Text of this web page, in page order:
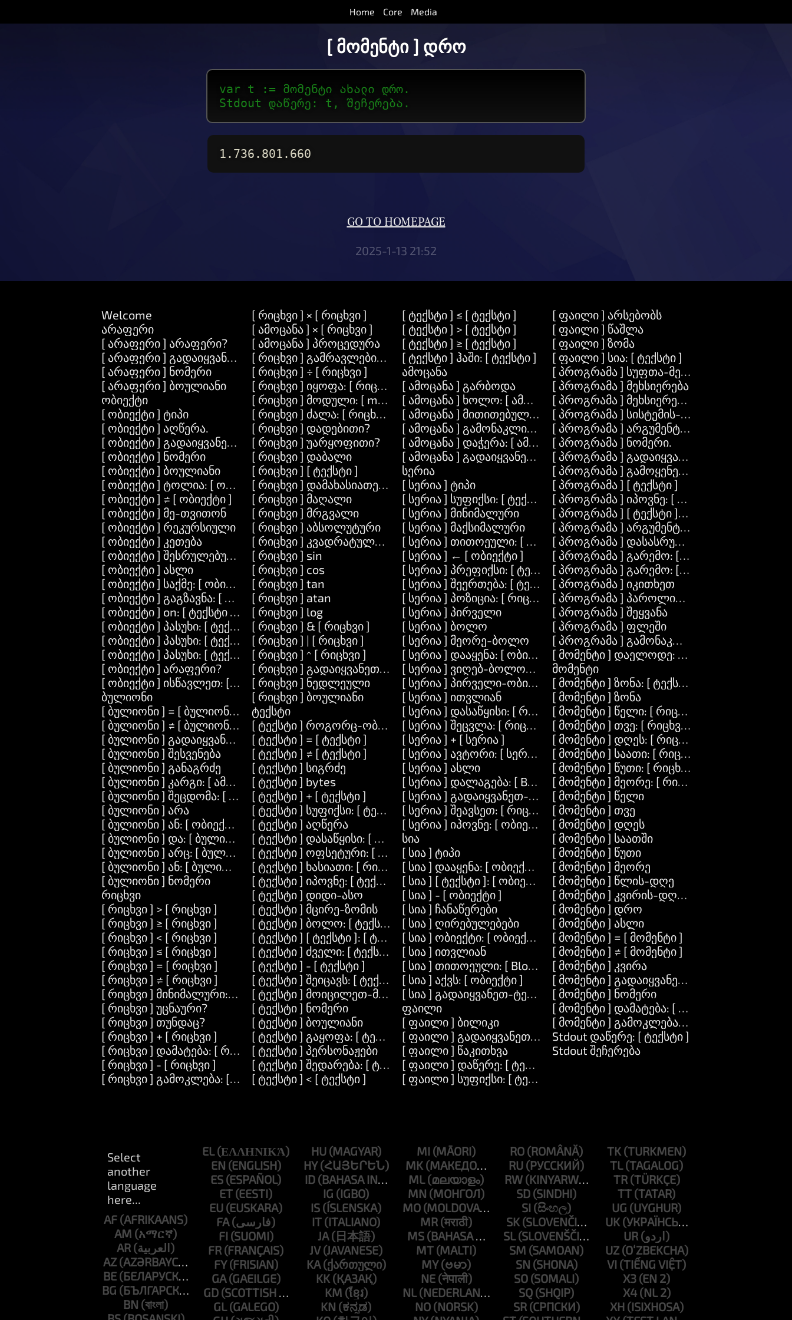
Home Core Media
[ მომენტი ] დრო
var t := მომენტი ახალი დრო.
Stdout დაწერე: t, შეჩერება.
1.736.801.660
GO TO HOMEPAGE
2025-1-13 21:52
Welcome
არაფერი
[ არაფერი ] არაფერი?
[ არაფერი ] გადაიყვანეთ-ტექსტში
[ არაფერი ] ნომერი
[ არაფერი ] ბოულიანი
ობიექტი
[ ობიექტი ] ტიპი
[ ობიექტი ] აღწერა.
[ ობიექტი ] გადაიყვანეთ-ტექსტში
[ ობიექტი ] ნომერი
[ ობიექტი ] ბოულიანი
[ ობიექტი ] ტოლია: [ ობიექტი ]
[ ობიექტი ] ≠ [ ობიექტი ]
[ ობიექტი ] მე-თვითონ
[ ობიექტი ] რეკურსიული
[ ობიექტი ] კეთება
[ ობიექტი ] შესრულებულია
[ ობიექტი ] ასლი
[ ობიექტი ] საქმე: [ ობიექტი ] გააკეთე: [ ამოცანა ]
[ ობიექტი ] გაგზავნა: [ ტექსტი ] არგუმენტები: [ სერია ]
[ ობიექტი ] on: [ ტექსტი ] გააკეთე: [ ამოცანა ]
[ ობიექტი ] პასუხი: [ ტექსტი ]
[ ობიექტი ] პასუხი: [ ტექსტი ] და: [ ტექსტი ]
[ ობიექტი ] პასუხი: [ ტექსტი ] და: [ ტექსტი ] და: [ ტექსტი ]
[ ობიექტი ] არაფერი?
[ ობიექტი ] ისწავლეთ: [ ტექსტი ] ნიშნავს: [ ტექსტი ]
ბულიონი
[ ბულიონი ] = [ ბულიონი ]
[ ბულიონი ] ≠ [ ბულიონი ]
[ ბულიონი ] გადაიყვანეთ-ტექსტში
[ ბულიონი ] შესვენება
[ ბულიონი ] განაგრძე
[ ბულიონი ] კარგი: [ ამოცანა ]
[ ბულიონი ] შეცდომა: [ ამოცანა ]
[ ბულიონი ] არა
[ ბულიონი ] ან: [ ობიექტი ] ან: [ ობიექტი ]
[ ბულიონი ] და: [ ბულიონი ]
[ ბულიონი ] არც: [ ბულიონი ]
[ ბულიონი ] ან: [ ბულიონი ]
[ ბულიონი ] ნომერი
რიცხვი
[ რიცხვი ] > [ რიცხვი ]
[ რიცხვი ] ≥ [ რიცხვი ]
[ რიცხვი ] < [ რიცხვი ]
[ რიცხვი ] ≤ [ რიცხვი ]
[ რიცხვი ] = [ რიცხვი ]
[ რიცხვი ] ≠ [ რიცხვი ]
[ რიცხვი ] მინიმალური: [ რიცხვი ] მაქსიმალური: [ რიცხვი ]
[ რიცხვი ] უცნაური?
[ რიცხვი ] თუნდაც?
[ რიცხვი ] + [ რიცხვი ]
[ რიცხვი ] დამატება: [ რიცხვი ]
[ რიცხვი ] - [ რიცხვი ]
[ რიცხვი ] გამოკლება: [ რიცხვი ]
[ რიცხვი ] × [ რიცხვი ]
[ ამოცანა ] × [ რიცხვი ]
[ ამოცანა ] პროცედურა
[ რიცხვი ] გამრავლებით: [ რიცხვი ]
[ რიცხვი ] ÷ [ რიცხვი ]
[ რიცხვი ] იყოფა: [ რიცხვი ]
[ რიცხვი ] მოდული: [ modulo ]
[ რიცხვი ] ძალა: [ რიცხვი ]
[ რიცხვი ] დადებითი?
[ რიცხვი ] უარყოფითი?
[ რიცხვი ] დაბალი
[ რიცხვი ] [ ტექსტი ]
[ რიცხვი ] დამახასიათებელი.
[ რიცხვი ] მაღალი
[ რიცხვი ] მრგვალი
[ რიცხვი ] აბსოლუტური
[ რიცხვი ] კვადრატული-ფესვი
[ რიცხვი ] sin
[ რიცხვი ] cos
[ რიცხვი ] tan
[ რიცხვი ] atan
[ რიცხვი ] log
[ რიცხვი ] & [ რიცხვი ]
[ რიცხვი ] | [ რიცხვი ]
[ რიცხვი ] ^ [ რიცხვი ]
[ რიცხვი ] გადაიყვანეთ-ტექსტში
[ რიცხვი ] ნედლეული
[ რიცხვი ] ბოულიანი
ტექსტი
[ ტექსტი ] როგორც-ობიექტი
[ ტექსტი ] = [ ტექსტი ]
[ ტექსტი ] ≠ [ ტექსტი ]
[ ტექსტი ] სიგრძე
[ ტექსტი ] bytes
[ ტექსტი ] + [ ტექსტი ]
[ ტექსტი ] სუფიქსი: [ ტექსტი ]
[ ტექსტი ] აღწერა
[ ტექსტი ] დასაწყისი: [ რიცხვი ] სიგრძე: [ რიცხვი ]
[ ტექსტი ] ოფსეტური: [ რიცხვი ]
[ ტექსტი ] ხასიათი: [ რიცხვი ]
[ ტექსტი ] იპოვნე: [ ტექსტი ]
[ ტექსტი ] დიდი-ასო
[ ტექსტი ] მცირე-ზომის
[ ტექსტი ] ბოლო: [ ტექსტი ]
[ ტექსტი ] [ ტექსტი ]: [ ტექსტი ]
[ ტექსტი ] ძველი: [ ტექსტი ] ახალი: [ ტექსტი ]
[ ტექსტი ] - [ ტექსტი ]
[ ტექსტი ] შეიცავს: [ ტექსტი ]
[ ტექსტი ] მოიცილეთ-მიმდებარე-სივრცეები
[ ტექსტი ] ნომერი
[ ტექსტი ] ბოულიანი
[ ტექსტი ] გაყოფა: [ ტექსტი ]
[ ტექსტი ] პერსონაჟები
[ ტექსტი ] შედარება: [ ტექსტი ]
[ ტექსტი ] < [ ტექსტი ]
[ ტექსტი ] ≤ [ ტექსტი ]
[ ტექსტი ] > [ ტექსტი ]
[ ტექსტი ] ≥ [ ტექსტი ]
[ ტექსტი ] ჰაში: [ ტექსტი ]
ამოცანა
[ ამოცანა ] გარბოდა
[ ამოცანა ] ხოლო: [ ამოცანა ]
[ ამოცანა ] მითითებული: [ ტექსტი ] მნიშვნელობა: [ ობიექტი ]
[ ამოცანა ] გამონაკლისი: [ ობიექტი ]
[ ამოცანა ] დაჭერა: [ ამოცანა ]
[ ამოცანა ] გადაიყვანეთ-ტექსტში
სერია
[ სერია ] ტიპი
[ სერია ] სუფიქსი: [ ტექსტი ]
[ სერია ] მინიმალური
[ სერია ] მაქსიმალური
[ სერია ] თითოეული: [ Block ]
[ სერია ] ← [ ობიექტი ]
[ სერია ] პრეფიქსი: [ ტექსტი ]
[ სერია ] შეერთება: [ ტექსტი ]
[ სერია ] პოზიცია: [ რიცხვი ]
[ სერია ] პირველი
[ სერია ] ბოლო
[ სერია ] მეორე-ბოლო
[ სერია ] დააყენა: [ ობიექტი ] ადგილი: [ რიცხვი ]
[ სერია ] ვიღებ-ბოლო-ობიექტი
[ სერია ] პირველი-ობიექტის-მიღება
[ სერია ] ითვლიან
[ სერია ] დასაწყისი: [ რიცხვი ] სიგრძე: [ რიცხვი ]
[ სერია ] შეცვლა: [ რიცხვი ] სიგრძე: [ რიცხვი ] ერთად: [ სერია ]
[ სერია ] + [ სერია ]
[ სერია ] ავტორი: [ სერია ]
[ სერია ] ასლი
[ სერია ] დალაგება: [ Block ]
[ სერია ] გადაიყვანეთ-ტექსტში
[ სერია ] შეავსეთ: [ რიცხვი ] მასალა: [ ობიექტი ]
[ სერია ] იპოვნე: [ ობიექტი ]
სია
[ სია ] ტიპი
[ სია ] დააყენა: [ ობიექტი ] ადგილი: [ ობიექტი ]
[ სია ] [ ტექსტი ]: [ ობიექტი ]
[ სია ] - [ ობიექტი ]
[ სია ] ჩანაწერები
[ სია ] ღირებულებები
[ სია ] ობიექტი: [ ობიექტი ]
[ სია ] ითვლიან
[ სია ] თითოეული: [ Block ]
[ სია ] აქვს: [ ობიექტი ]
[ სია ] გადაიყვანეთ-ტექსტში
ფაილი
[ ფაილი ] ბილიკი
[ ფაილი ] გადაიყვანეთ-ტექსტში
[ ფაილი ] წაკითხვა
[ ფაილი ] დაწერე: [ ტექსტი ]
[ ფაილი ] სუფიქსი: [ ტექსტი ]
[ ფაილი ] არსებობს
[ ფაილი ] წაშლა
[ ფაილი ] ზომა
[ ფაილი ] სია: [ ტექსტი ]
[ პროგრამა ] სუფთა-მეხსიერება
[ პროგრამა ] მეხსიერება
[ პროგრამა ] მეხსიერება: [Number]
[ პროგრამა ] სისტემის-ბრძანება: [ ტექსტი ]
[ პროგრამა ] არგუმენტი: [ რიცხვი ]
[ პროგრამა ] ნომერი.
[ პროგრამა ] გადაიყვანეთ-ტექსტში
[ პროგრამა ] გამოყენება: [ ტექსტი ]
[ პროგრამა ] [ ტექსტი ]
[ პროგრამა ] იპოვნე: [ ტექსტი ]
[ პროგრამა ] [ ტექსტი ]: [ ტექსტი ]
[ პროგრამა ] არგუმენტები
[ პროგრამა ] დასასრული
[ პროგრამა ] გარემო: [ ტექსტი ]
[ პროგრამა ] გარემო: [ ტექსტი ]
[ პროგრამა ] იკითხეთ
[ პროგრამა ] პაროლის-კითხვა
[ პროგრამა ] შეყვანა
[ პროგრამა ] ფლეში
[ პროგრამა ] გამონაკლისი: [ ტექსტი ]
[ მომენტი ] დაელოდე: [ რიცხვი ]
მომენტი
[ მომენტი ] ზონა: [ ტექსტი ]
[ მომენტი ] ზონა
[ მომენტი ] წელი: [ რიცხვი ]
[ მომენტი ] თვე: [ რიცხვი ]
[ მომენტი ] დღეს: [ რიცხვი ]
[ მომენტი ] საათი: [ რიცხვი ]
[ მომენტი ] წუთი: [ რიცხვი ]
[ მომენტი ] მეორე: [ რიცხვი ]
[ მომენტი ] წელი
[ მომენტი ] თვე
[ მომენტი ] დღეს
[ მომენტი ] საათში
[ მომენტი ] წუთი
[ მომენტი ] მეორე
[ მომენტი ] წლის-დღე
[ მომენტი ] კვირის-დღეები
[ მომენტი ] დრო
[ მომენტი ] ასლი
[ მომენტი ] = [ მომენტი ]
[ მომენტი ] ≠ [ მომენტი ]
[ მომენტი ] კვირა
[ მომენტი ] გადაიყვანეთ-ტექსტში
[ მომენტი ] ნომერი
[ მომენტი ] დამატება: [ რიცხვი ]
[ მომენტი ] გამოკლება: [ რიცხვი ]
Stdout დაწერე: [ ტექსტი ]
Stdout შეჩერება
AF
AM
AR
AZ
BE
BG
BN
EL
EN
ES
ET
EU
FA
FI
FR
FY
GA
GD
GL
HU
HY
ID
IG
IS
IT
JA
JV
KA
KK
KM
KN
MI
MK
ML
MN
MO
MR
MS
MT
MY
NE
NL
NO
RO
RU
RW
SD
SI
SK
SL
SM
SN
SO
SQ
SR
TK
TL
TR
TT
UG
UK
UR
UZ
VI
X3
X4
XH